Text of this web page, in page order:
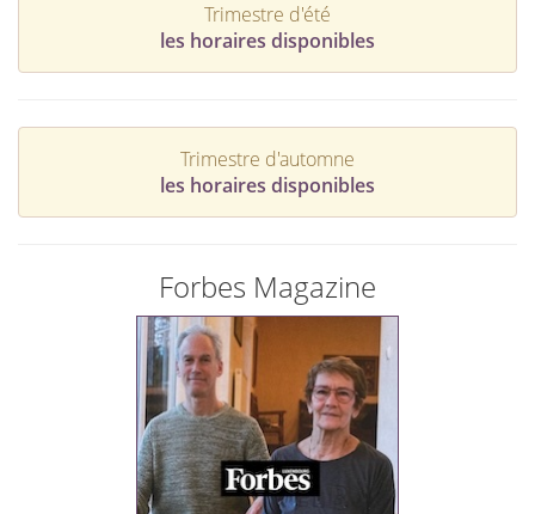
Trimestre d'été
les horaires disponibles
Trimestre d'automne
les horaires disponibles
Forbes Magazine